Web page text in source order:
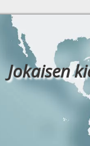
Jokaisen